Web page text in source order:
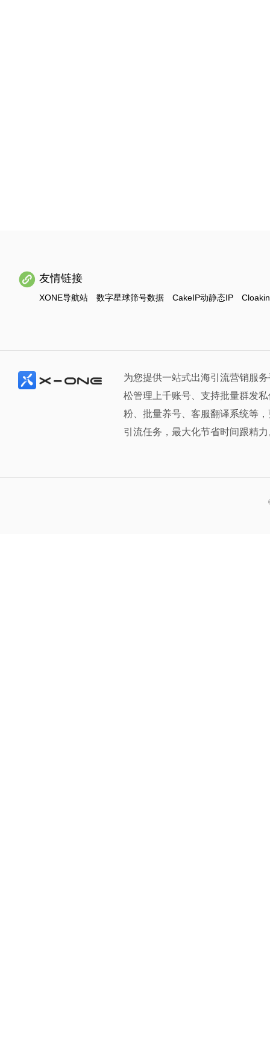
友情链接
XONE导航站 数字星球筛号数据 CakeIP动静态IP
为您提供一站式出海引流营销服
松管理上千账号、支持批量群发
粉、批量养号、客服翻译系统等
引流任务，最大化节省时间跟精力